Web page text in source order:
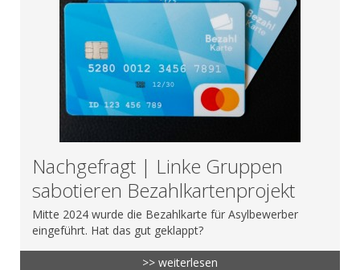
Nachgefragt | Linke Gruppen
sabotieren Bezahlkartenprojekt
Mitte 2024 wurde die Bezahlkarte für Asylbewerber
eingeführt. Hat das gut geklappt?
>> weiterlesen